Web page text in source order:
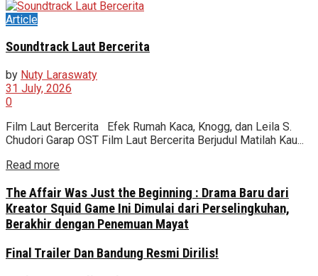
Article
Soundtrack Laut Bercerita
by Nuty Laraswaty
31 July, 2026
0
Film Laut Bercerita Efek Rumah Kaca, Knogg, dan Leila S.
Chudori Garap OST Film Laut Bercerita Berjudul Matilah Kau...
Read more
The Affair Was Just the Beginning : Drama Baru dari
Kreator Squid Game Ini Dimulai dari Perselingkuhan,
Berakhir dengan Penemuan Mayat
Final Trailer Dan Bandung Resmi Dirilis!